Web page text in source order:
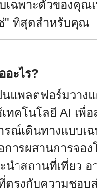
เฉพาะตัวของคุณ
" ที่สุดสำหรับคุณ
อะไร?
นแพลตฟอร์มวาง
ทคโนโลยี AI เพื่อ
รณ์เดินทางแบบเ
การผสานการจอง
นำสถานที่เที่ยว อ
ตรงกับความชอบ